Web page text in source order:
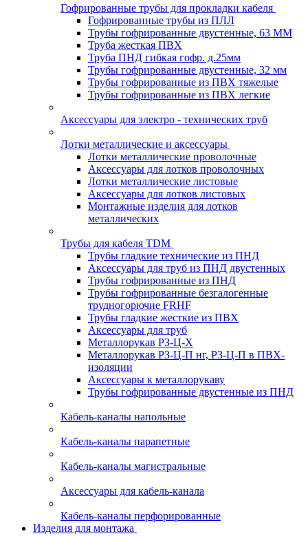
Гофрированные трубы для прокладки кабеля
Гофрированные трубы из ПЛЛ
Трубы гофрированные двустенные, 63 ММ
Труба жесткая ПВХ
Труба ПНД гибкая гофр. д.25мм
Трубы гофрированные двустенные, 32 мм
Трубы гофрированные из ПВХ тяжелые
Трубы гофрированные из ПВХ легкие
Аксессуары для электро - технических труб
Лотки металлические и аксессуары
Лотки металлические проволочные
Аксессуары для лотков проволочных
Лотки металлические листовые
Аксессуары для лотков листовых
Монтажные изделия для лотков
металлических
Трубы для кабеля TDM
Трубы гладкие технические из ПНД
Аксессуары для труб из ПНД двустенных
Трубы гофрированные из ПНД
Трубы гофрированные безгалогенные
трудногорючие FRHF
Трубы гладкие жесткие из ПВХ
Аксессуары для труб
Металлорукав РЗ-Ц-Х
Металлорукав РЗ-Ц-П нг, РЗ-Ц-П в ПВХ-
изоляции
Аксессуары к металлорукаву
Трубы гофрированные двустенные из ПНД
Кабель-каналы напольные
Кабель-каналы парапетные
Кабель-каналы магистральные
Аксессуары для кабель-канала
Кабель-каналы перфорированные
Изделия для монтажа